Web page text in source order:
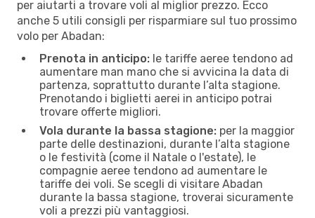
per aiutarti a trovare voli al miglior prezzo. Ecco
anche 5 utili consigli per risparmiare sul tuo prossimo
volo per Abadan:
Prenota in anticipo: le tariffe aeree tendono ad
aumentare man mano che si avvicina la data di
partenza, soprattutto durante l’alta stagione.
Prenotando i biglietti aerei in anticipo potrai
trovare offerte migliori.
Vola durante la bassa stagione: per la maggior
parte delle destinazioni, durante l’alta stagione
o le festività (come il Natale o l'estate), le
compagnie aeree tendono ad aumentare le
tariffe dei voli. Se scegli di visitare Abadan
durante la bassa stagione, troverai sicuramente
voli a prezzi più vantaggiosi.